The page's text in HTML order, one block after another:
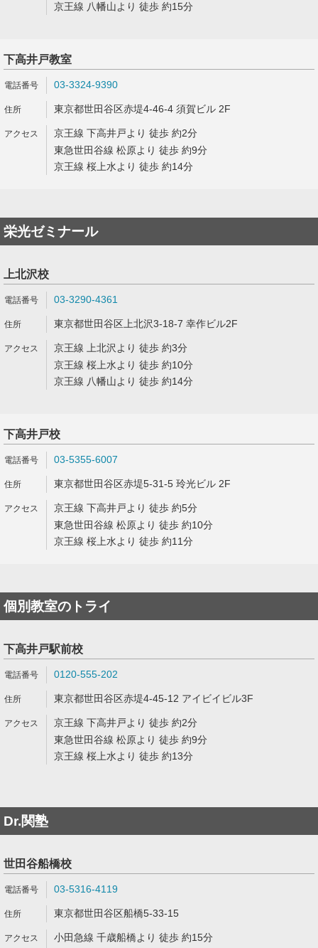
京王線 八幡山より 徒歩 約15分
下高井戸教室
03-3324-9390
東京都世田谷区赤堤4-46-4 須賀ビル 2F
京王線 下高井戸より 徒歩 約2分
東急世田谷線 松原より 徒歩 約9分
京王線 桜上水より 徒歩 約14分
栄光ゼミナール
上北沢校
03-3290-4361
東京都世田谷区上北沢3-18-7 幸作ビル2F
京王線 上北沢より 徒歩 約3分
京王線 桜上水より 徒歩 約10分
京王線 八幡山より 徒歩 約14分
下高井戸校
03-5355-6007
東京都世田谷区赤堤5-31-5 玲光ビル 2F
京王線 下高井戸より 徒歩 約5分
東急世田谷線 松原より 徒歩 約10分
京王線 桜上水より 徒歩 約11分
個別教室のトライ
下高井戸駅前校
0120-555-202
東京都世田谷区赤堤4-45-12 アイビイビル3F
京王線 下高井戸より 徒歩 約2分
東急世田谷線 松原より 徒歩 約9分
京王線 桜上水より 徒歩 約13分
Dr.関塾
世田谷船橋校
03-5316-4119
東京都世田谷区船橋5-33-15
小田急線 千歳船橋より 徒歩 約15分